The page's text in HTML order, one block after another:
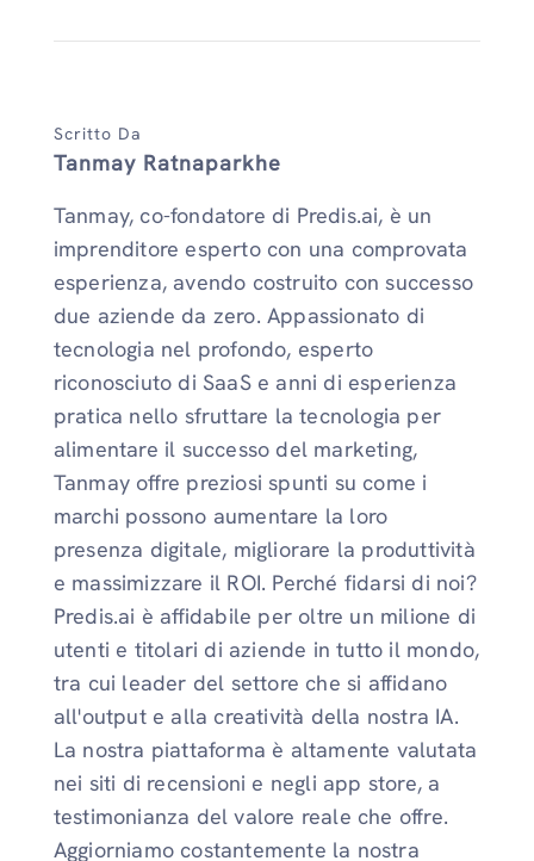
Scritto Da
Tanmay Ratnaparkhe
Tanmay, co-fondatore di Predis.ai, è un
imprenditore esperto con una comprovata
esperienza, avendo costruito con successo
due aziende da zero. Appassionato di
tecnologia nel profondo, esperto
riconosciuto di SaaS e anni di esperienza
pratica nello sfruttare la tecnologia per
alimentare il successo del marketing,
Tanmay offre preziosi spunti su come i
marchi possono aumentare la loro
presenza digitale, migliorare la produttività
e massimizzare il ROI. Perché fidarsi di noi?
Predis.ai è affidabile per oltre un milione di
utenti e titolari di aziende in tutto il mondo,
tra cui leader del settore che si affidano
all'output e alla creatività della nostra IA.
La nostra piattaforma è altamente valutata
nei siti di recensioni e negli app store, a
testimonianza del valore reale che offre.
Aggiorniamo costantemente la nostra